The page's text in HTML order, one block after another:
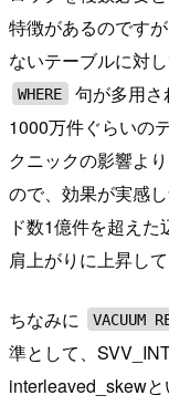
特徴があるのです
ないテーブルに対
WHERE
句が多用
1000万件ぐらいの
クニックの影響よ
ので、効果が実感
ド数1億件を超え
肩上がりに上昇し
ちなみに VACUUM
準として、
interleaved_skew